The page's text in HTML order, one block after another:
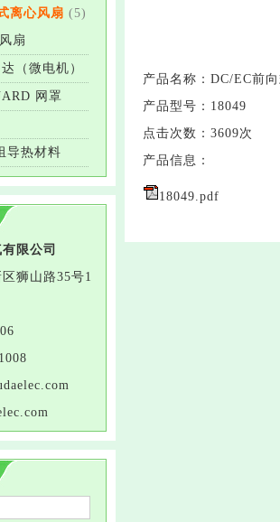
离心风扇 (5)
扇
（微电机）
网罩
导热材料
限公司
狮山路35号1
.com
.com
产品名称： DC/EC前
产品型号： 18049
点击次数： 3609次
产品信息：
18049.pdf